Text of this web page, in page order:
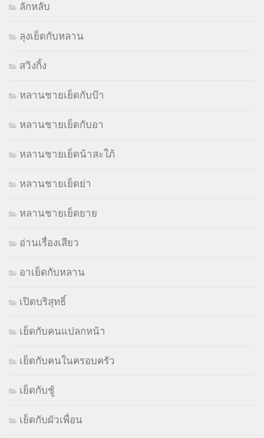
ลักหลับ
ลุงเย็ดกับหลาน
สวิงกิ้ง
หลานชายเย็ดกับป้า
หลานชายเย็ดกับอา
หลานชายเย็ดน้าสะใภ้
หลานชายเย็ดย่า
หลานชายเย็ดยาย
อ่านเรื่องเสียว
อาเย็ดกับหลาน
เปิดบริสุทธิ์
เย็ดกับคนแปลกหน้า
เย็ดกับคนในครอบครัว
เย็ดกับชู้
เย็ดกับผัวเพื่อน